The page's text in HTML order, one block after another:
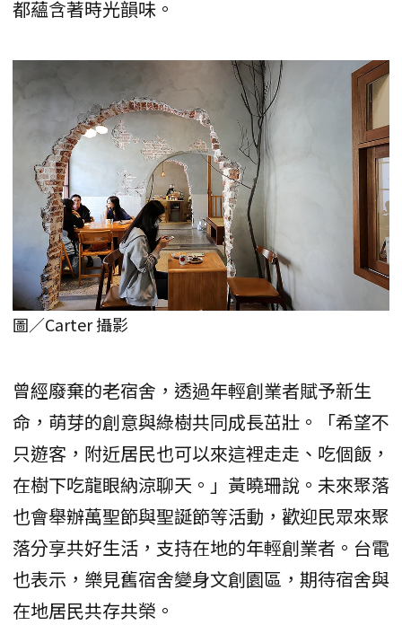
都蘊含著時光韻味。
圖／Carter 攝影
曾經廢棄的老宿舍，透過年輕創業者賦予新生
命，萌芽的創意與綠樹共同成長茁壯。「希望不
只遊客，附近居民也可以來這裡走走、吃個飯，
在樹下吃龍眼納涼聊天。」黃曉珊說。未來聚落
也會舉辦萬聖節與聖誕節等活動，歡迎民眾來聚
落分享共好生活，支持在地的年輕創業者。台電
也表示，樂見舊宿舍變身文創園區，期待宿舍與
在地居民共存共榮。